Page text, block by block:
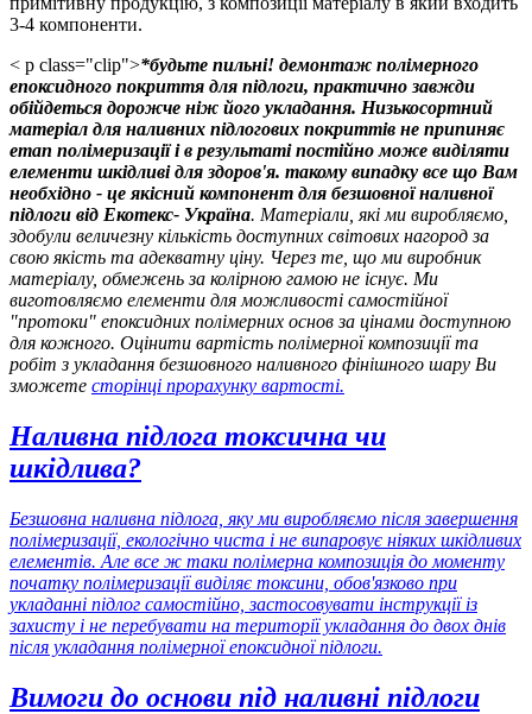
3-4 компоненти.
< p class="clip">*будьте пильні! демонтаж полімерного
епоксидного покриття для підлоги, практично завжди
обійдеться дорожче ніж його укладання. Низькосортний
матеріал для наливних підлогових покриттів не припиняє
етап полімеризації і в результаті постійно може виділяти
елементи шкідливі для здоров'я. такому випадку все що Вам
необхідно - це якісний компонент для безшовної наливної
підлоги від Екотекс- Україна. Матеріали, які ми виробляємо,
здобули величезну кількість доступних світових нагород за
свою якість та адекватну ціну. Через те, що ми виробник
матеріалу, обмежень за колірною гамою не існує. Ми
виготовляємо елементи для можливості самостійної
"протоки" епоксидних полімерних основ за цінами доступною
для кожного. Оцінити вартість полімерної композиції та
робіт з укладання безшовного наливного фінішного шару Ви
зможете сторінці прорахунку вартості.
Наливна підлога токсична чи
шкідлива?
Безшовна наливна підлога, яку ми виробляємо після завершення
полімеризації, екологічно чиста і не випаровує ніяких шкідливих
елементів. Але все ж таки полімерна композиція до моменту
початку полімеризації виділяє токсини, обов'язково при
укладанні підлог самостійно, застосовувати інструкції із
захисту і не перебувати на території укладання до двох днів
після укладання полімерної епоксидної підлоги.
Вимоги до основи під наливні підлоги